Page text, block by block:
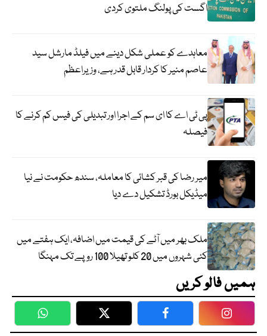
اگست کی پولنگ ملتوی کردی
معاہدے کو عملی شکل دینے میں فیلڈ مارشل سید
عاصم منیر کا کردار قابل قدر ہے، وزیراعظم
پی ٹی اے کا ای سم کے اجرا اور تبدیلی کی فیس کم کرنے کا
فیصلہ
میر رضا کی قبر کشائی کا معاملہ، سندھ حکومت نے نیا
میڈیکل بورڈ تشکیل دے دیا
ملک بھر میں آٹے کی قیمت میں اضافہ، ایک ہفتے میں
کئی شہروں میں 20 کلو تھیلا 100 روپے تک مہنگا
ہمیں فالو کریں
WhatsApp Twitter Facebook